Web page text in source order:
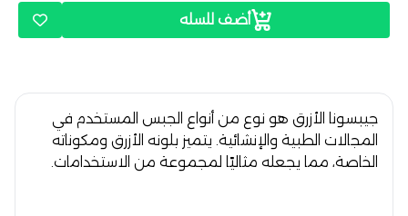
أضف للسله
جيبسونا الأزرق هو نوع من أنواع الجبس المستخدم في
المجالات الطبية والإنشائية. يتميز بلونه الأزرق ومكوناته
الخاصة، مما يجعله مثاليًا لمجموعة من الاستخدامات.